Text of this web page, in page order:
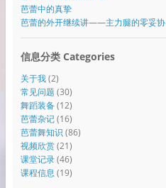
芭蕾中的真挚
芭蕾的外开继续讲——主力腿的零妥协
信息分类 Categories
关于我(2)
常见问题 (30)
舞蹈装备(12)
芭蕾杂记(16)
芭蕾舞知识 (86)
视频欣赏(21)
课堂记录(46)
课程信息 (19)